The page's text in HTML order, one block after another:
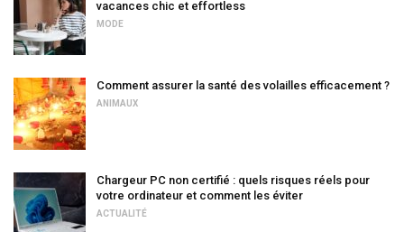
vacances chic et effortless
MODE
Comment assurer la santé des volailles efficacement ?
ANIMAUX
Chargeur PC non certifié : quels risques réels pour
votre ordinateur et comment les éviter
ACTUALITÉ